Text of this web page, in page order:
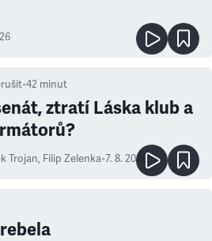
•42 minut
ztratí Láska klub a
Trojan, Filip Zelenka•7. 8. 2026